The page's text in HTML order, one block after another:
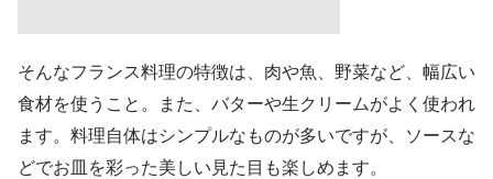
そんなフランス料理の特徴は、肉や魚、野菜など、幅広い
食材を使うこと。また、バターや生クリームがよく使われ
ます。料理自体はシンプルなものが多いですが、ソースな
どでお皿を彩った美しい見た目も楽しめます。